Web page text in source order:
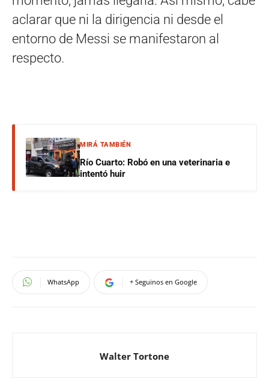
aclarar que ni la dirigencia ni desde el
entorno de Messi se manifestaron al
respecto.
MIRÁ TAMBIÉN
Río Cuarto: Robó en una veterinaria e
intentó huir
WhatsApp + Seguinos en Google
Walter Tortone